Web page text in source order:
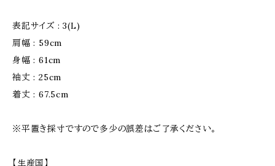
表記サイズ : 3(L)
肩幅 : 59cm
身幅 : 61cm
袖丈 : 25cm
着丈 : 67.5cm
※平置き採寸ですので多少の誤差はご了承ください。
【生産国】